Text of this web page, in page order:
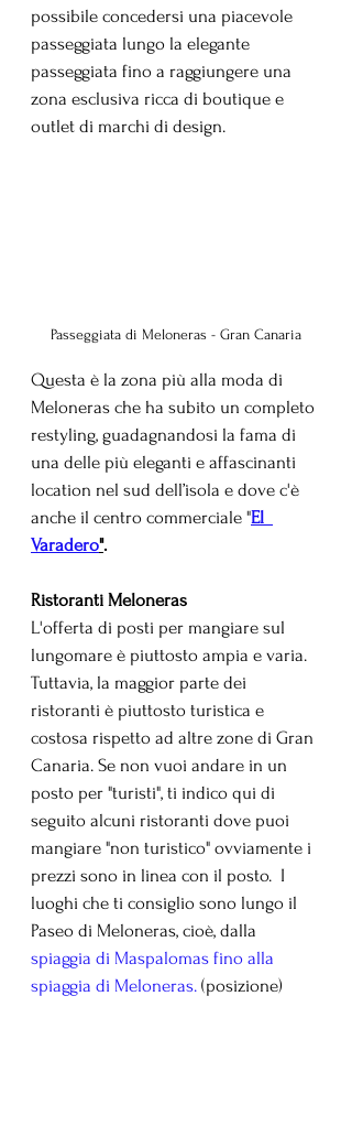
possibile concedersi una piacevole
passeggiata lungo la elegante
passeggiata fino a raggiungere una
zona esclusiva ricca di boutique e
outlet di marchi di design.
Passeggiata di Meloneras - Gran Canaria
Questa è la zona più alla moda di
Meloneras che ha subito un completo
restyling, guadagnandosi la fama di
una delle più eleganti e affascinanti
location nel sud dell’isola e dove c'è
anche il centro commerciale "El
Varadero".
Ristoranti Meloneras
L'offerta di posti per mangiare sul
lungomare è piuttosto ampia e varia.
Tuttavia, la maggior parte dei
ristoranti è piuttosto turistica e
costosa rispetto ad altre zone di Gran
Canaria. Se non vuoi andare in un
posto per "turisti", ti indico qui di
seguito alcuni ristoranti dove puoi
mangiare "non turistico" ovviamente i
prezzi sono in linea con il posto.  I
luoghi che ti consiglio sono lungo il
Paseo di Meloneras, cioè, dalla
spiaggia di Maspalomas fino alla
spiaggia di Meloneras. (posizione)